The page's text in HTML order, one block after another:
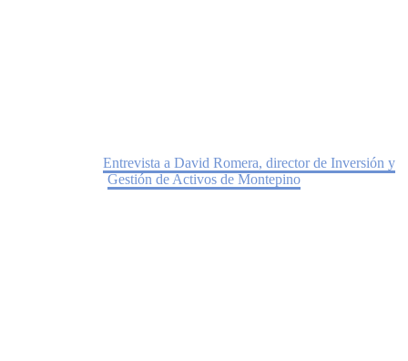
Entrevista a David Romera, director de Inversión y
Gestión de Activos de Montepino